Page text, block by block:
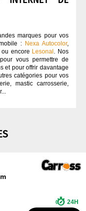
marques pour vos
: Nexa Autocolor,
ou encore Lesonal . Nos
vous permettre de
et pour offrir davantage
catégories pour vos
mastic carrosserie,
24H